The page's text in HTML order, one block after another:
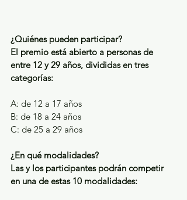
¿Quiénes pueden participar?
El premio está abierto a personas de
entre 12 y 29 años, divididas en tres
categorías:
A: de 12 a 17 años
B: de 18 a 24 años
C: de 25 a 29 años
¿En qué modalidades?
Las y los participantes podrán competir
en una de estas 10 modalidades: